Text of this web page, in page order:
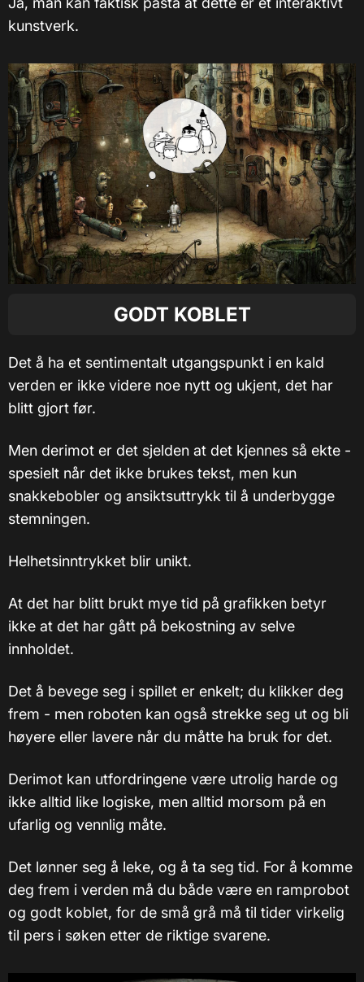
kunstverk.
GODT KOBLET
Det å ha et sentimentalt utgangspunkt i en kald
verden er ikke videre noe nytt og ukjent, det har
blitt gjort før.
Men derimot er det sjelden at det kjennes så ekte -
spesielt når det ikke brukes tekst, men kun
snakkebobler og ansiktsuttrykk til å underbygge
stemningen.
Helhetsinntrykket blir unikt.
At det har blitt brukt mye tid på grafikken betyr
ikke at det har gått på bekostning av selve
innholdet.
Det å bevege seg i spillet er enkelt; du klikker deg
frem - men roboten kan også strekke seg ut og bli
høyere eller lavere når du måtte ha bruk for det.
Derimot kan utfordringene være utrolig harde og
ikke alltid like logiske, men alltid morsom på en
ufarlig og vennlig måte.
Det lønner seg å leke, og å ta seg tid. For å komme
deg frem i verden må du både være en ramprobot
og godt koblet, for de små grå må til tider virkelig
til pers i søken etter de riktige svarene.